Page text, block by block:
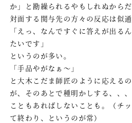
か」と勘繰られるやもしれぬからだ
対面する関与先の方々の反応は似通
「えっ、なんですぐに答えが出る
たいです」
というのが多い。
「手品やがなぁ～」
と大木こだま師匠のように応える
が、そのあとで種明かしする、、、
こともあればしないことも。（チ
て終わり、というのが常）